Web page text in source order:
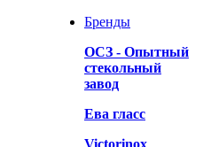
Бренды
ОСЗ - Опытный
стекольный
завод
Ева гласс
Victorinox